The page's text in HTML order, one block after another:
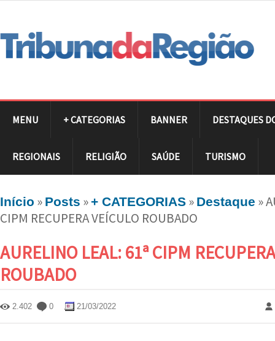
MENU + CATEGORIAS BANNER DESTAQUES
REGIONAIS RELIGIÃO SAÚDE TURISMO
Início » Posts »+ CATEGORIAS » Destaque »
CIPM RECUPERA VEÍCULO ROUBADO
AURELINO LEAL: 61ª CIPM
ROUBADO
2.402 0 21/03/2022